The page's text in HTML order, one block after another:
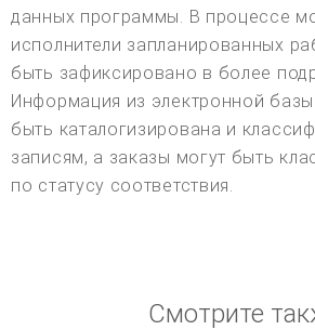
данных программы. В процессе
исполнители запланированных
быть зафиксировано в более
Информация из электронной
быть каталогизирована и
записям, а заказы могут быть
по статусу соответствия.
Смотрите